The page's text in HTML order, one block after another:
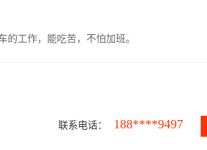
的工作，能吃苦，不怕加班。
联系电话： 188****9497